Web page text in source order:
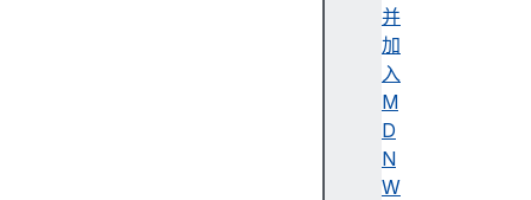
并
加
入
M
D
N
W